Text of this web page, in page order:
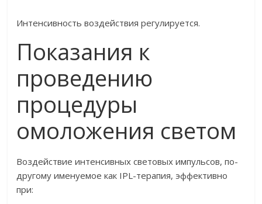
Интенсивность воздействия регулируется.
Показания к
проведению
процедуры
омоложения светом
Воздействие интенсивных световых импульсов, по-
другому именуемое как IPL-терапия, эффективно
при: